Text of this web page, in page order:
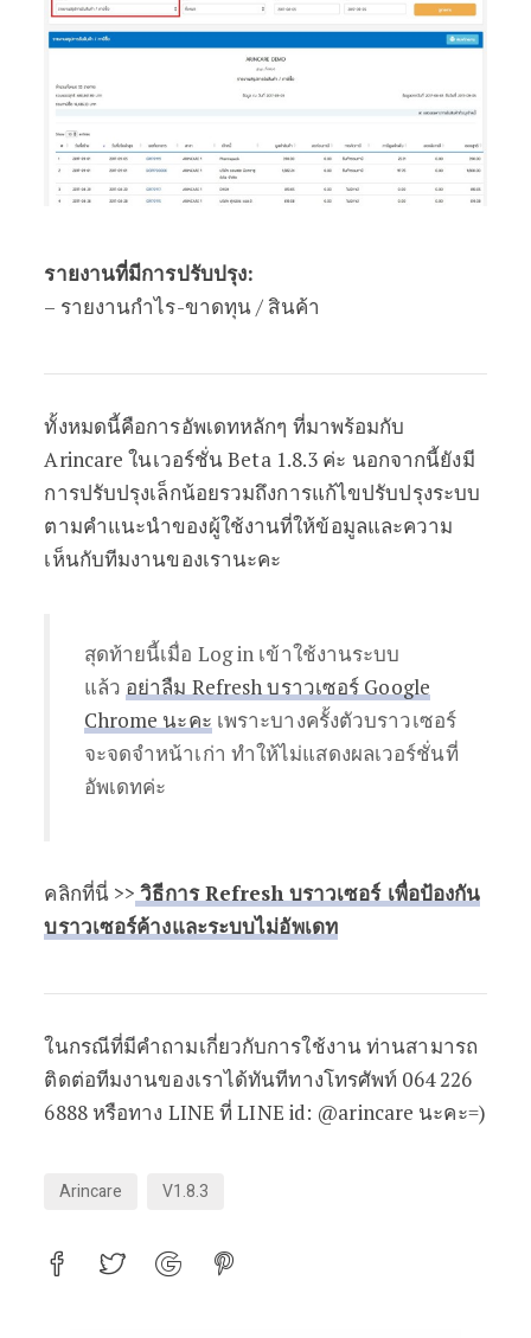
รายงานที่มีการปรับปรุง:
– รายงานกำไร-ขาดทุน / สินค้า
ทั้งหมดนี้คือการอัพเดทหลักๆ ที่มาพร้อมกับ
Arincare ในเวอร์ชั่น Beta 1.8.3 ค่ะ นอกจากนี้ยังมี
การปรับปรุงเล็กน้อยรวมถึงการแก้ไขปรับปรุงระบบ
ตามคำแนะนำของผู้ใช้งานที่ให้ข้อมูลและความ
เห็นกับทีมงานของเรานะคะ
สุดท้ายนี้เมื่อ Log in เข้าใช้งานระบบ
แล้ว อย่าลืม Refresh บราวเซอร์ Google
Chrome นะคะ เพราะบางครั้งตัวบราวเซอร์
จะจดจำหน้าเก่า ทำให้ไม่แสดงผลเวอร์ชั่นที่
อัพเดทค่ะ
คลิกที่นี่ >> วิธีการ Refresh บราวเซอร์ เพื่อป้องกัน
บราวเซอร์ค้างและระบบไม่อัพเดท
ในกรณีที่มีคำถามเกี่ยวกับการใช้งาน ท่านสามารถ
ติดต่อทีมงานของเราได้ทันทีทางโทรศัพท์ 064 226
6888 หรือทาง LINE ที่ LINE id: @arincare นะคะ=)
Arincare V1.8.3